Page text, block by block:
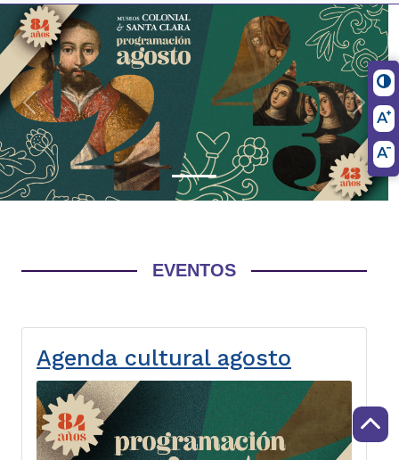
Previous Next
EVENTOS
Agenda cultural agosto